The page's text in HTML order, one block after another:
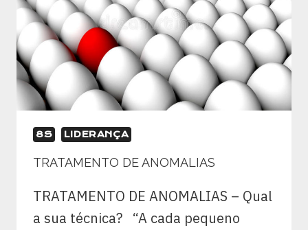
8S LIDERANÇA
TRATAMENTO DE ANOMALIAS
TRATAMENTO DE ANOMALIAS – Qual
a sua técnica? “A cada pequeno